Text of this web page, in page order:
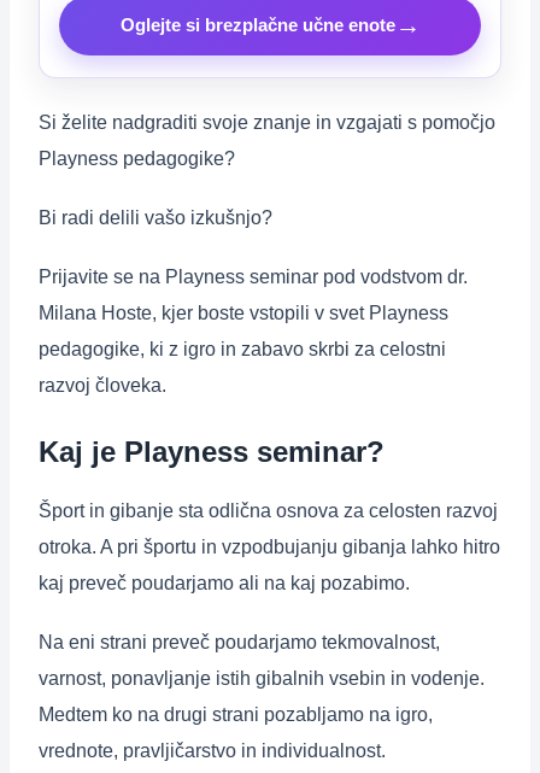
Oglejte si brezplačne učne enote→
Si želite nadgraditi svoje znanje in vzgajati s pomočjo
Playness pedagogike?
Bi radi delili vašo izkušnjo?
Prijavite se na Playness seminar pod vodstvom dr.
Milana Hoste, kjer boste vstopili v svet Playness
pedagogike, ki z igro in zabavo skrbi za celostni
razvoj človeka.
Kaj je Playness seminar?
Šport in gibanje sta odlična osnova za celosten razvoj
otroka. A pri športu in vzpodbujanju gibanja lahko hitro
kaj preveč poudarjamo ali na kaj pozabimo.
Na eni strani preveč poudarjamo tekmovalnost,
varnost, ponavljanje istih gibalnih vsebin in vodenje.
Medtem ko na drugi strani pozabljamo na igro,
vrednote, pravljičarstvo in individualnost.